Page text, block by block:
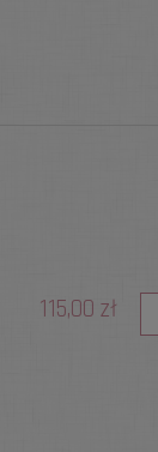
115,00 zł